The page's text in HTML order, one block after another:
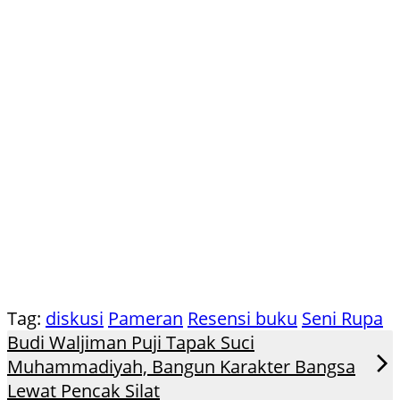
Tag: diskusi Pameran Resensi buku Seni Rupa
Budi Waljiman Puji Tapak Suci
Muhammadiyah, Bangun Karakter Bangsa
Lewat Pencak Silat